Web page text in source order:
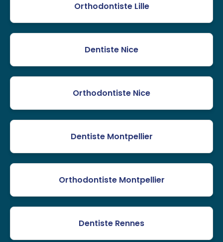
Orthodontiste Lille
Dentiste Nice
Orthodontiste Nice
Dentiste Montpellier
Orthodontiste Montpellier
Dentiste Rennes